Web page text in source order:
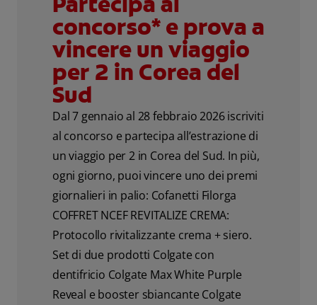
concorso* e prova a
vincere un viaggio
per 2 in Corea del
Sud
Dal 7 gennaio al 28 febbraio 2026 iscriviti
al concorso e partecipa all’estrazione di
un viaggio per 2 in Corea del Sud. In più,
ogni giorno, puoi vincere uno dei premi
giornalieri in palio: Cofanetti Filorga
COFFRET NCEF REVITALIZE CREMA:
Protocollo rivitalizzante crema + siero.
Set di due prodotti Colgate con
dentifricio Colgate Max White Purple
Reveal e booster sbiancante Colgate